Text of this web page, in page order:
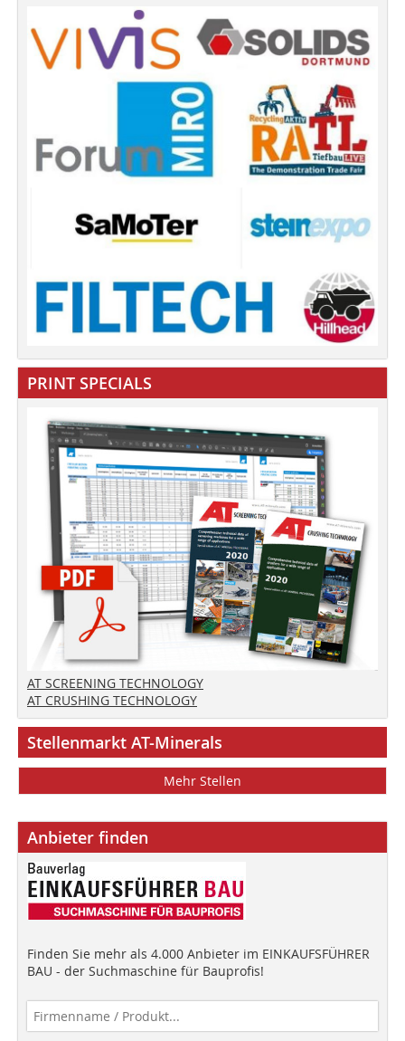
PRINT SPECIALS
AT SCREENING TECHNOLOGY
AT CRUSHING TECHNOLOGY
Stellenmarkt AT-Minerals
Mehr Stellen
Anbieter finden
Finden Sie mehr als 4.000 Anbieter im EINKAUFSFÜHRER
BAU - der Suchmaschine für Bauprofis!